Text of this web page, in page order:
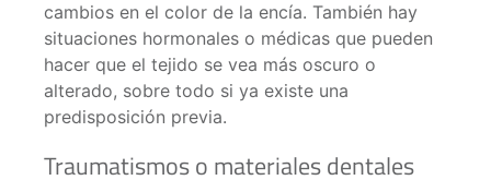
cambios en el color de la encía. También hay
situaciones hormonales o médicas que pueden
hacer que el tejido se vea más oscuro o
alterado, sobre todo si ya existe una
predisposición previa.
Traumatismos o materiales dentales